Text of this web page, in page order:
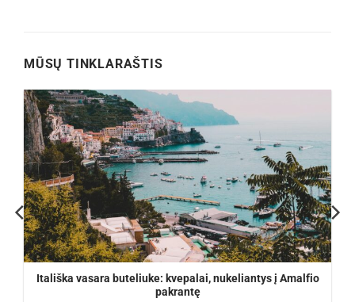
MŪSŲ TINKLARAŠTIS
Itališka vasara buteliuke: kvepalai, nukeliantys į Amalfio
pakrantę